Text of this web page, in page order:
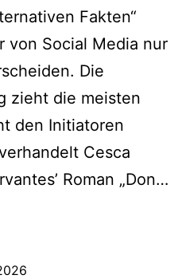
Fakten“
von Social Media nur
Die
zieht die meisten
den Initiatoren
Cesca
Roman „Don…